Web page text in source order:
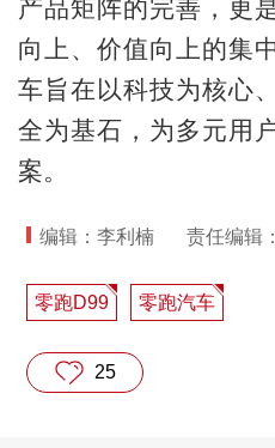
产品矩阵的完善，更
向上、价值向上的集
车旨在以科技为核心
全为基石，为多元用
案。
编辑：李利楠 责任编辑
零跑D99 零跑汽车
25